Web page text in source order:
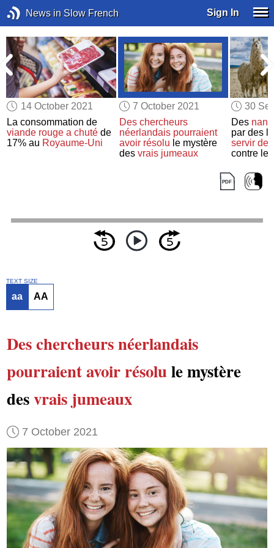
News in Slow French Sign In
14 October 2021
La consommation de
viande rouge a chuté de
17% au Royaume-Uni
7 October 2021
Des chercheurs
néerlandais pourraient
avoir résolu le mystère
des vrais jumeaux
30
Des
par des
servir de
contre le
TEXT SIZE
aa AA
Des chercheurs néerlandais
pourraient avoir résolule mystère
desvrais jumeaux
7 October 2021